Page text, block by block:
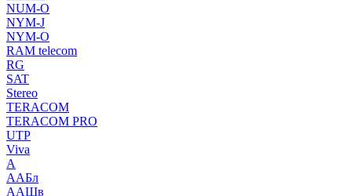
NUM-O
NYM-J
NYM-O
RAM telecom
RG
SAT
Stereo
TERACOM
TERACOM PRO
UTP
Viva
А
ААБл
ААШв